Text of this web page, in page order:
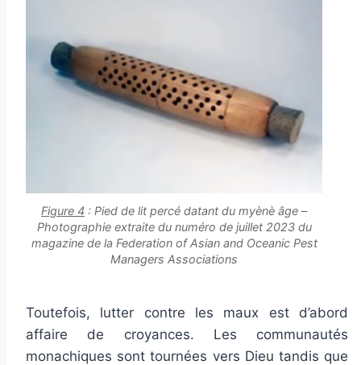
Figure 4 : Pied de lit percé datant du myènè âge –
Photographie extraite du numéro de juillet 2023 du
magazine de la Federation of Asian and Oceanic Pest
Managers Associations
Toutefois, lutter contre les maux est d’abord
affaire de croyances. Les communautés
monachiques sont tournées vers Dieu tandis que